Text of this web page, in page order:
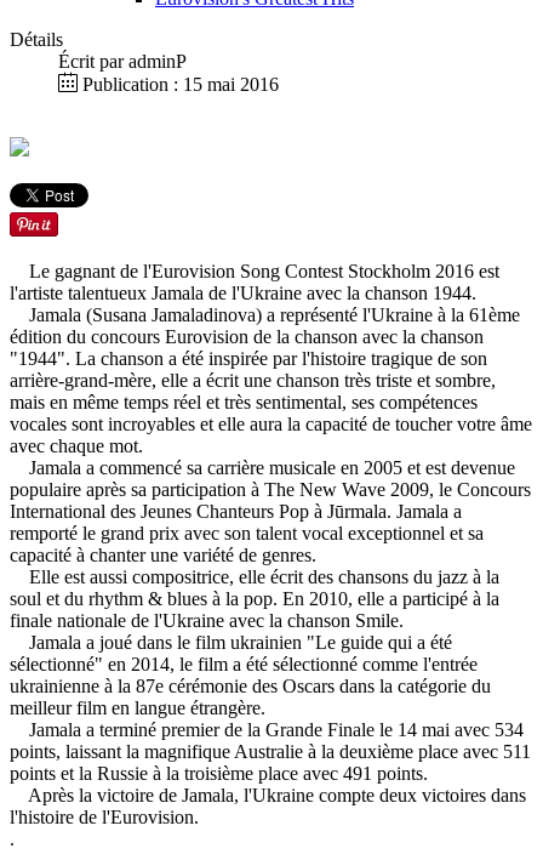
Détails
Écrit paradminP
Publication : 15 mai 2016
Le gagnant de l'Eurovision Song Contest Stockholm 2016 est
l'artiste talentueux Jamala de l'Ukraine avec la chanson 1944.
Jamala (Susana Jamaladinova) a représenté l'Ukraine à la 61ème
édition du concours Eurovision de la chanson avec la chanson
"1944". La chanson a été inspirée par l'histoire tragique de son
arrière-grand-mère, elle a écrit une chanson très triste et sombre,
mais en même temps réel et très sentimental, ses compétences
vocales sont incroyables et elle aura la capacité de toucher votre âme
avec chaque mot.
Jamala a commencé sa carrière musicale en 2005 et est devenue
populaire après sa participation à The New Wave 2009, le Concours
International des Jeunes Chanteurs Pop à Jūrmala. Jamala a
remporté le grand prix avec son talent vocal exceptionnel et sa
capacité à chanter une variété de genres.
Elle est aussi compositrice, elle écrit des chansons du jazz à la
soul et du rhythm & blues à la pop. En 2010, elle a participé à la
finale nationale de l'Ukraine avec la chanson Smile.
Jamala a joué dans le film ukrainien "Le guide qui a été
sélectionné" en 2014, le film a été sélectionné comme l'entrée
ukrainienne à la 87e cérémonie des Oscars dans la catégorie du
meilleur film en langue étrangère.
Jamala a terminé premier de la Grande Finale le 14 mai avec 534
points, laissant la magnifique Australie à la deuxième place avec 511
points et la Russie à la troisième place avec 491 points.
Après la victoire de Jamala, l'Ukraine compte deux victoires dans
l'histoire de l'Eurovision.
.